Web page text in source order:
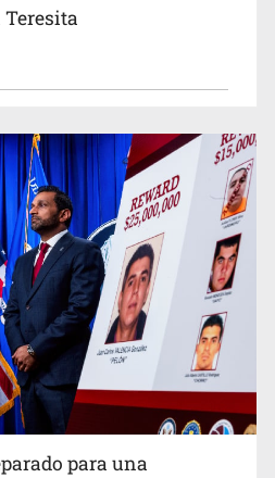
líder criminal en Jalisco y
para una